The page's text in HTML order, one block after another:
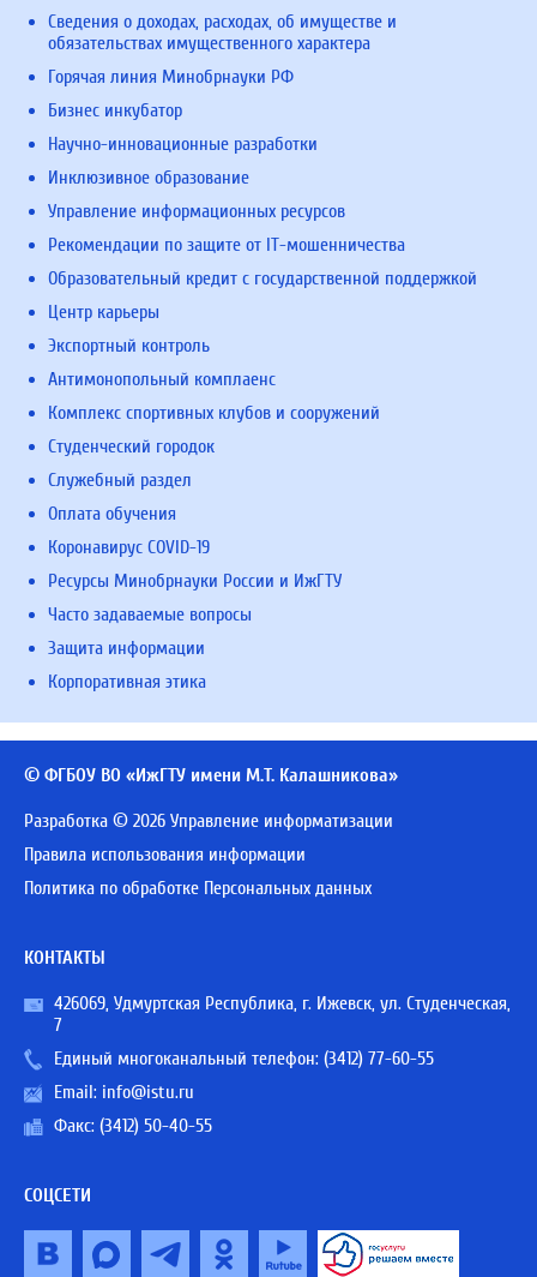
Сведения о доходах, расходах, об имуществе и
обязательствах имущественного характера
Горячая линия Минобрнауки РФ
Бизнес инкубатор
Научно-инновационные разработки
Инклюзивное образование
Управление информационных ресурсов
Рекомендации по защите от IT-мошенничества
Образовательный кредит с государственной поддержкой
Центр карьеры
Экспортный контроль
Антимонопольный комплаенс
Комплекс спортивных клубов и сооружений
Студенческий городок
Служебный раздел
Оплата обучения
Коронавирус COVID-19
Ресурсы Минобрнауки России и ИжГТУ
Часто задаваемые вопросы
Защита информации
Корпоративная этика
© ФГБОУ ВО «ИжГТУ имени М.Т. Калашникова»
Разработка © 2026 Управление информатизации
Правила использования информации
Политика по обработке Персональных данных
КОНТАКТЫ
426069, Удмуртская Республика, г. Ижевск, ул. Студенческая,
7
Единый многоканальный телефон: (3412) 77-60-55
Email: info@istu.ru
Факс: (3412) 50-40-55
СОЦСЕТИ